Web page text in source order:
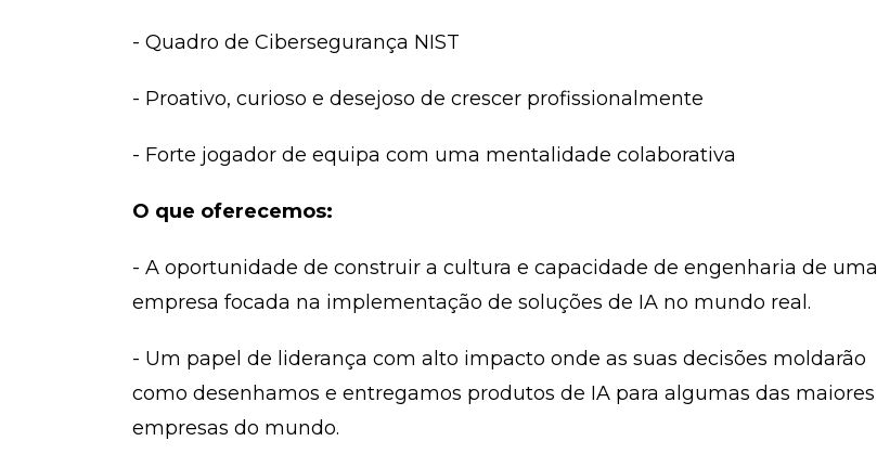
- Quadro de Cibersegurança NIST
- Proativo, curioso e desejoso de crescer profissionalmente
- Forte jogador de equipa com uma mentalidade colaborativa
O que oferecemos:
- A oportunidade de construir a cultura e capacidade de engenharia de uma
empresa focada na implementação de soluções de IA no mundo real.
- Um papel de liderança com alto impacto onde as suas decisões moldarão
como desenhamos e entregamos produtos de IA para algumas das maiores
empresas do mundo.